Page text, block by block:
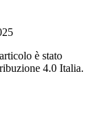
è stato
4.0 Italia.